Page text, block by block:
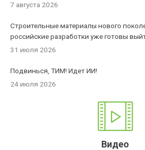
7 августа 2026
Строительные материалы нового
российские разработки уже готовы
31 июля 2026
Подвинься, ТИМ! Идет ИИ!
24 июля 2026
Видео